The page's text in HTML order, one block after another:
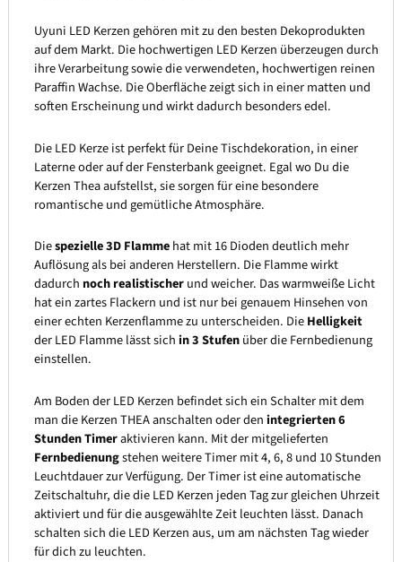
Uyuni LED Kerzen gehören mit zu den besten Dekoprodukten
auf dem Markt. Die hochwertigen LED Kerzen überzeugen durch
ihre Verarbeitung sowie die verwendeten, hochwertigen reinen
Paraffin Wachse. Die Oberfläche zeigt sich in einer matten und
soften Erscheinung und wirkt dadurch besonders edel.
Die LED Kerze ist perfekt für Deine Tischdekoration, in einer
Laterne oder auf der Fensterbank geeignet. Egal wo Du die
Kerzen Thea aufstellst, sie sorgen für eine besondere
romantische und gemütliche Atmosphäre.
Diespezielle 3D Flammehat mit 16 Dioden deutlich mehr
Auflösung als bei anderen Herstellern. Die Flamme wirkt
dadurch noch realistischerund weicher. Das warmweiße Licht
hat ein zartes Flackern und ist nur bei genauem Hinsehen von
einer echten Kerzenflamme zu unterscheiden. DieHelligkeit
der LED Flamme lässt sichin 3 Stufenüber die Fernbedienung
einstellen.
Am Boden der LED Kerzen befindet sich ein Schalter mit dem
man die Kerzen THEA anschalten oder denintegrierten 6
Stunden Timeraktivieren kann. Mit der mitgelieferten
Fernbedienungstehen weitere Timer mit 4, 6, 8 und 10 Stunden
Leuchtdauer zur Verfügung. Der Timer ist eine automatische
Zeitschaltuhr, die die LED Kerzen jeden Tag zur gleichen Uhrzeit
aktiviert und für die ausgewählte Zeit leuchten lässt. Danach
schalten sich die LED Kerzen aus, um am nächsten Tag wieder
für dich zu leuchten.